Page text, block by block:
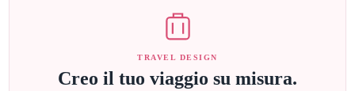
TRAVEL DESIGN
Creo il tuo viaggio su misura.